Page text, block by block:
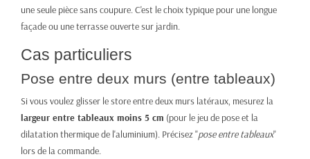
une seule pièce sans coupure. C'est le choix typique pour une longue
façade ou une terrasse ouverte sur jardin.
Cas particuliers
Pose entre deux murs (entre tableaux)
Si vous voulez glisser le store entre deux murs latéraux, mesurez la
largeur entre tableaux moins 5 cm (pour le jeu de pose et la
dilatation thermique de l'aluminium). Précisez "pose entre tableaux"
lors de la commande.